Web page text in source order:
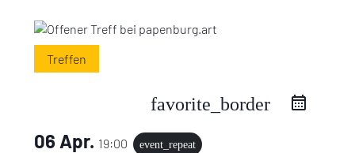
Treffen
favorite_border
06 Apr. 19:00
event_repeat